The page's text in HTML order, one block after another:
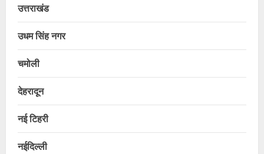
उत्तराखंड
उधम सिंह नगर
चमोली
देहरादून
नई टिहरी
नईदिल्ली